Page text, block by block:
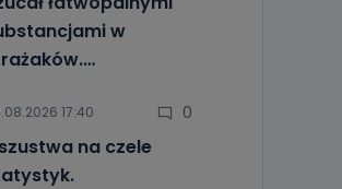
w
17:40 0
na czele